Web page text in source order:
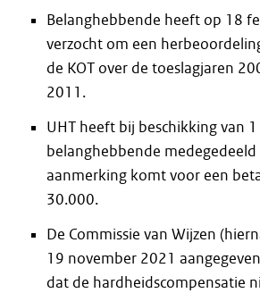
Belanghebbende heeft op 18
verzocht om een
de KOT over de toeslagjaren
2011.
UHT heeft bij beschikking van
belanghebbende
aanmerking komt voor een
30.000.
De Commissie van Wijzen
19 november 2021 aangegeven
dat de hardheidscompensatie